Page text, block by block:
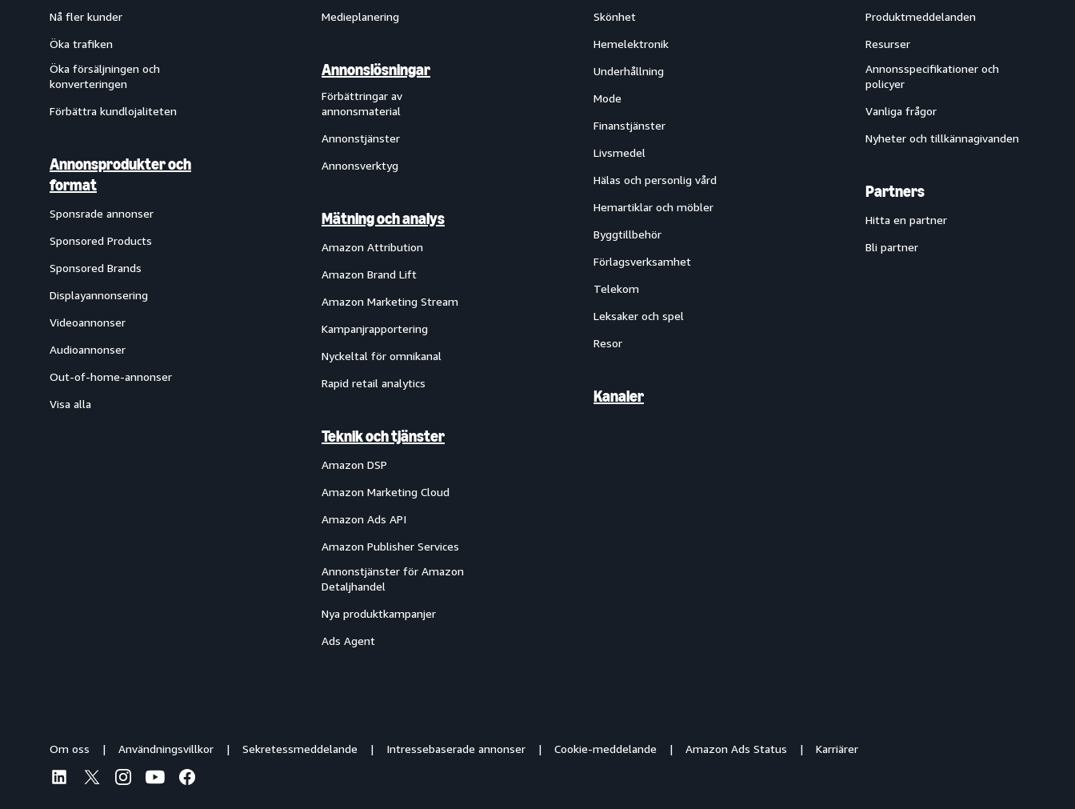
Nå fler kunder
Öka trafiken
Öka försäljningen och
konverteringen
Förbättra kundlojaliteten
Annonsprodukter och
format
Sponsrade annonser
Sponsored Products
Sponsored Brands
Displayannonsering
Videoannonser
Audioannonser
Out-of-home-annonser
Visa alla
Medieplanering
Annonslösningar
Förbättringar av
annonsmaterial
Annonstjänster
Annonsverktyg
Mätning och analys
Amazon Attribution
Amazon Brand Lift
Amazon Marketing Stream
Kampanjrapportering
Nyckeltal för omnikanal
Rapid retail analytics
Teknik och tjänster
Amazon DSP
Amazon Marketing Cloud
Amazon Ads API
Amazon Publisher Services
Annonstjänster för Amazon
Detaljhandel
Nya produktkampanjer
Ads Agent
Skönhet
Hemelektronik
Underhållning
Mode
Finanstjänster
Livsmedel
Hälas och personlig vård
Hemartiklar och möbler
Byggtillbehör
Förlagsverksamhet
Telekom
Leksaker och spel
Resor
Kanaler
Produktmeddelanden
Resurser
Annonsspecifikationer och
policyer
Vanliga frågor
Nyheter och tillkännagivanden
Partners
Hitta en partner
Bli partner
Om oss Användningsvillkor Sekretessmeddelande Intressebaserade annonser Cookie-meddelande Amazon Ads Status Karriärer